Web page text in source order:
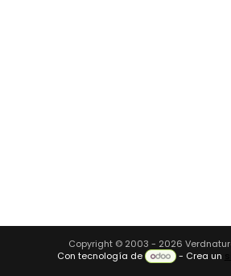
Copyright © 2003 - 2026
Con tecnología de
- Crea un